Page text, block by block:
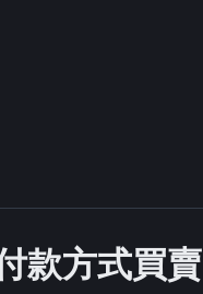
款方式買賣